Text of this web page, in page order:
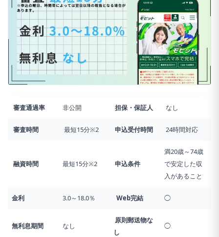
審査通過率 非公開 担保・保証人 なし
審査時間 最短15分※2 申込受付時間 24時間対応
融資時間 最短15分※2 申込条件
満20歳～74歳
で安定した収
入があること
金利 3.0～18.0％ Web完結 ◯
無利息期間 なし
原則郵送物な
し
◯